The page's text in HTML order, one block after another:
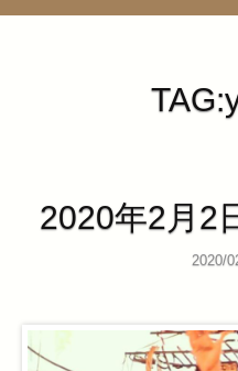
2020年2月2
2020/